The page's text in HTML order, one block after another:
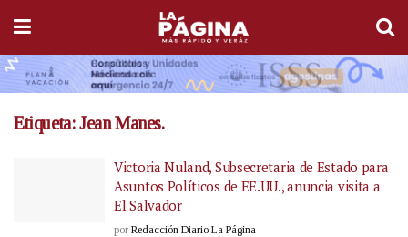
Etiqueta:Jean Manes.
Victoria Nuland, Subsecretaria de Estado para
Asuntos Políticos de EE.UU., anuncia visita a
El Salvador
por Redacción Diario La Página